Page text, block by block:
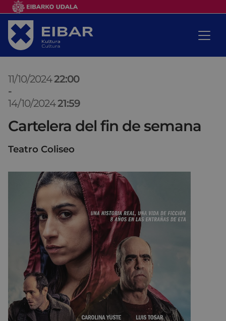
11/10/202422:00
-
14/10/202421:59
Cartelera del fin de semana
Teatro Coliseo